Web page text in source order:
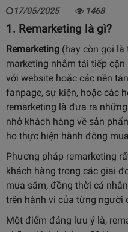
17/05/2025 1468
1. Remarketing là gì?
Remarketing (hay còn gọi
marketing nhằm tái tiếp
với website hoặc các nền
fanpage, sự kiện, hoặc các
remarketing là đưa ra
nhở khách hàng về sản
họ thực hiện hành động
Phương pháp remarketing
khách hàng trong các giai
mua sắm, đồng thời cá
trên hành vi của từng người
Một điểm đáng lưu ý là,